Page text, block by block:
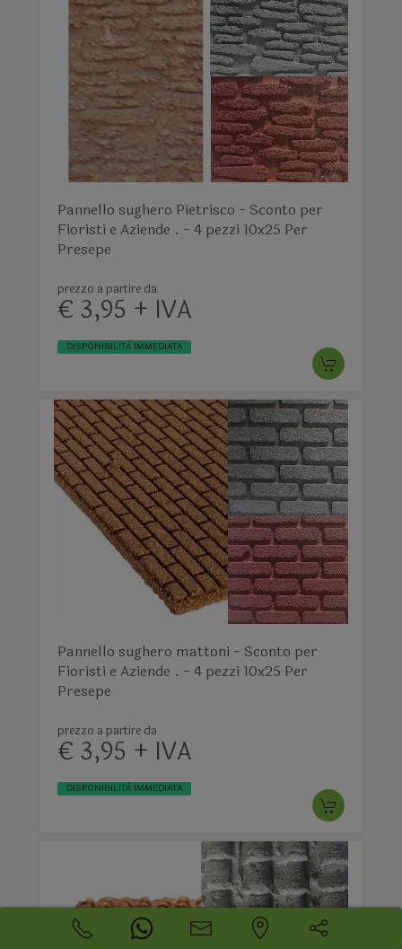
Pannello sughero Pietrisco - Sconto per
Fioristi e Aziende . - 4 pezzi 10x25 Per
Presepe
prezzo a partire da
€ 3,95 + IVA
DISPONIBILITÀ IMMEDIATA
Pannello sughero mattoni - Sconto per
Fioristi e Aziende . - 4 pezzi 10x25 Per
Presepe
prezzo a partire da
€ 3,95 + IVA
DISPONIBILITÀ IMMEDIATA